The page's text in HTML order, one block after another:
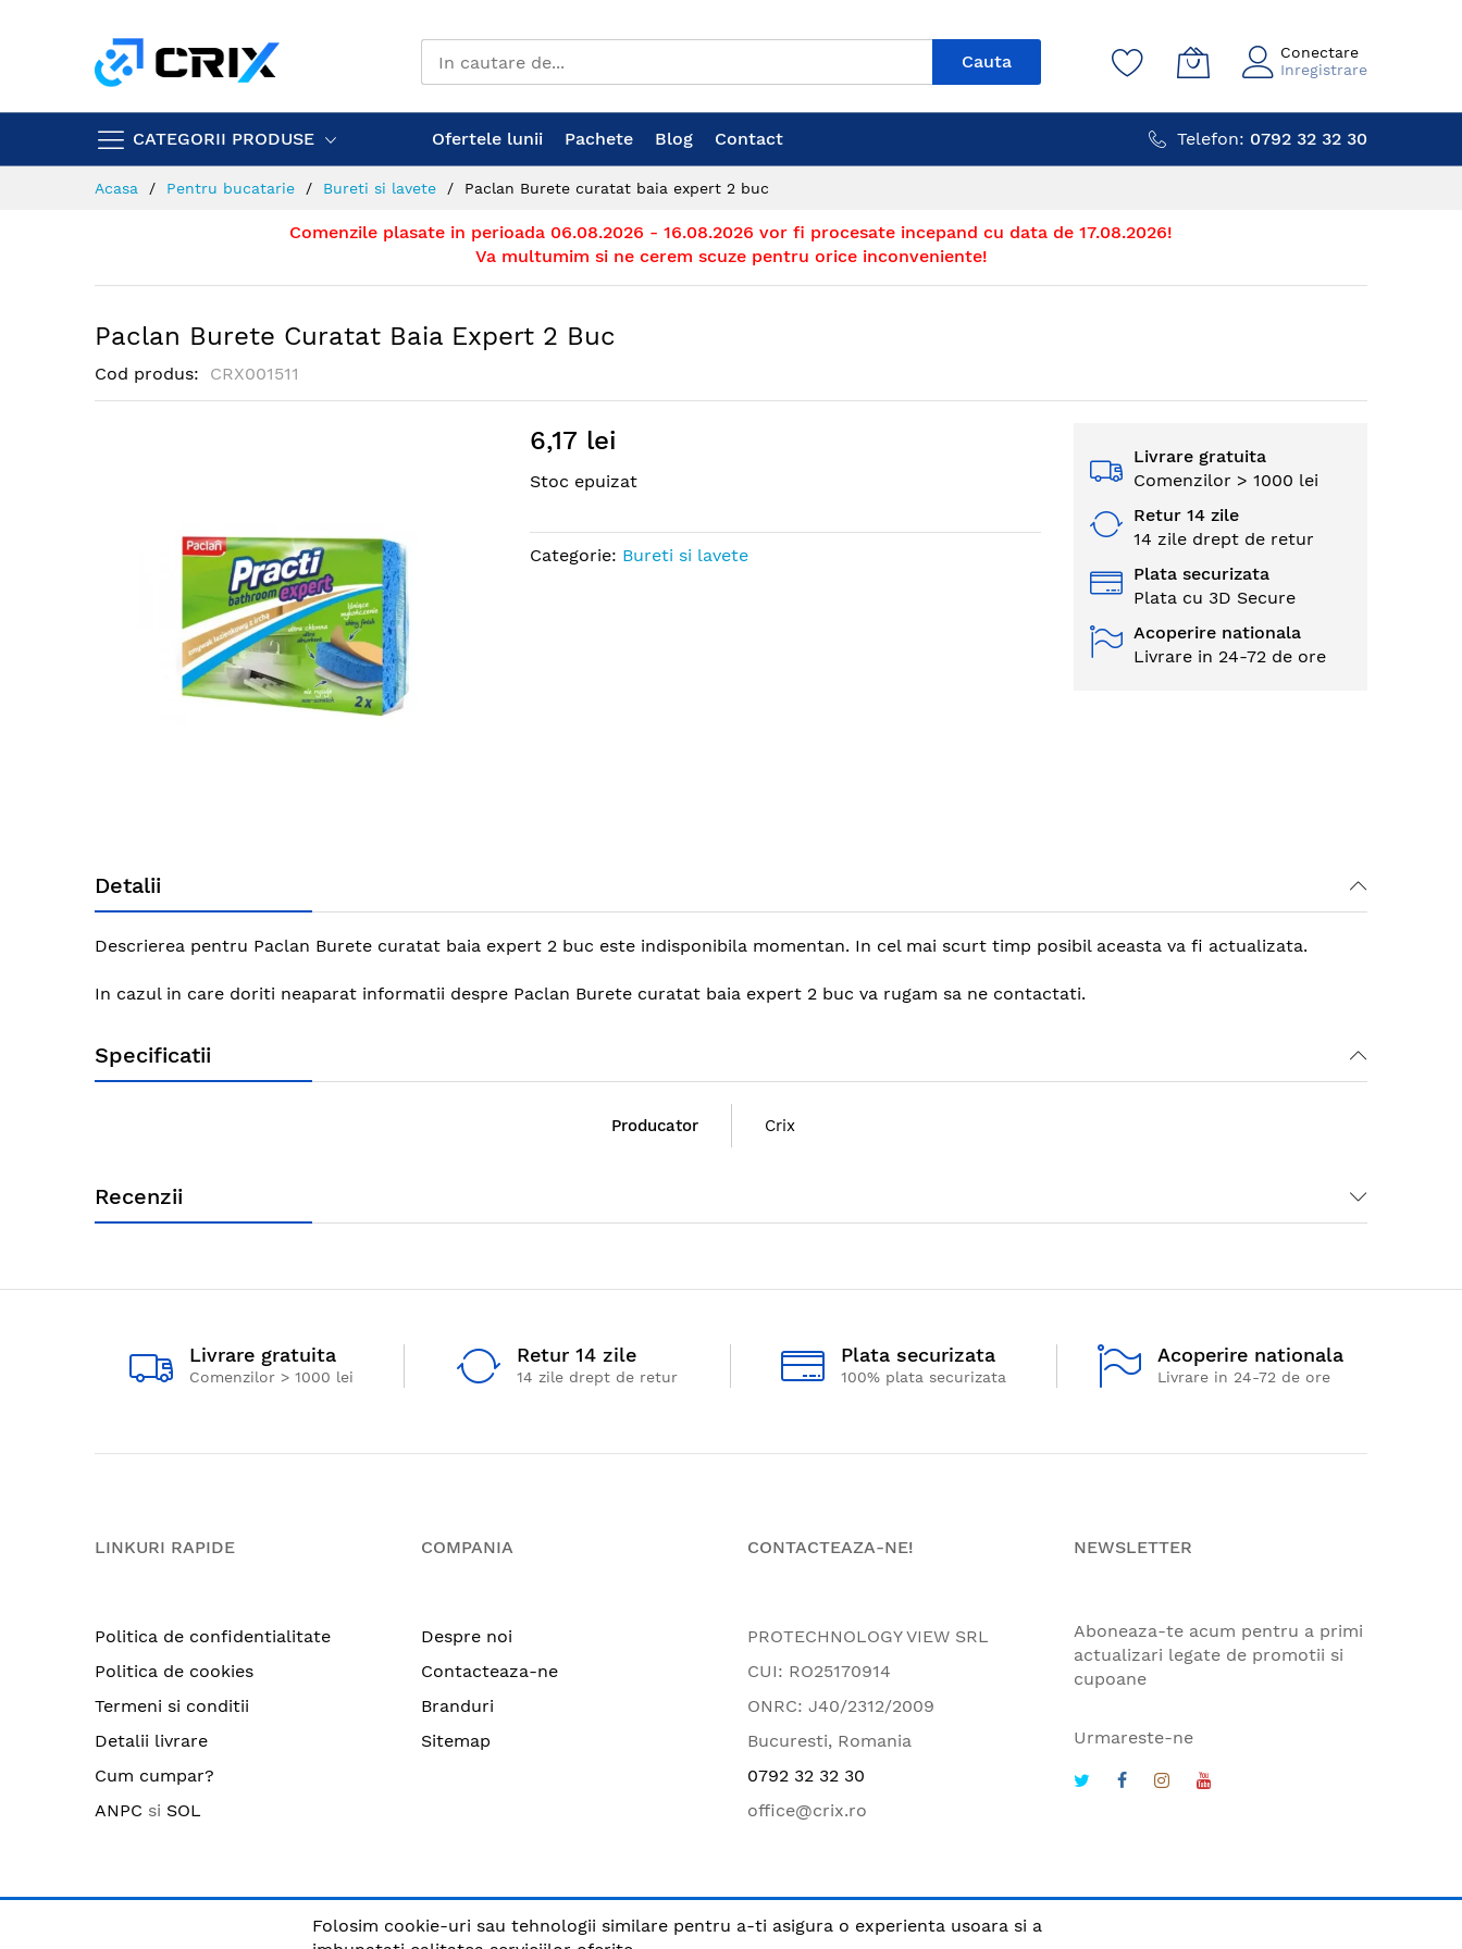
CATEGORII PRODUSE
Cauta
Conectare
Inregistrare
Ofertele lunii Pachete Blog Contact Telefon: 0792 32 32 30
Acasa Pentru bucatarie Bureti si lavete Paclan Burete curatat baia expert 2 buc
Comenzile plasate in perioada 06.08.2026 - 16.08.2026 vor fi procesate incepand cu data de 17.08.2026!
Va multumim si ne cerem scuze pentru orice inconveniente!
Paclan Burete Curatat Baia Expert 2 Buc
Cod produs CRX001511
the
beginning
the
gallery
6,17 lei
Stoc epuizat
Categorie: Bureti si lavete
Livrare gratuita
Comenzilor > 1000 lei
Retur 14 zile
14 zile drept de retur
Plata securizata
Plata cu 3D Secure
Acoperire nationala
Livrare in 24-72 de ore
Detalii
Descrierea pentru Paclan Burete curatat baia expert 2 buc este indisponibila momentan. In cel mai scurt timp posibil aceasta va fi actualizata.
In cazul in care doriti neaparat informatii despre Paclan Burete curatat baia expert 2 buc va rugam sa ne contactati.
Specificatii
Producator Crix
Recenzii
Livrare gratuita
Comenzilor > 1000 lei
Retur 14 zile
14 zile drept de retur
Plata securizata
100% plata securizata
Acoperire nationala
Livrare in 24-72 de ore
LINKURI RAPIDE
Politica de confidentialitate
Politica de cookies
Termeni si conditii
Detalii livrare
Cum cumpar?
ANPC si SOL
COMPANIA
Despre noi
Contacteaza-ne
Branduri
Sitemap
CONTACTEAZA-NE!
PROTECHNOLOGY VIEW SRL
CUI: RO25170914
ONRC: J40/2312/2009
Bucuresti, Romania
0792 32 32 30
office@crix.ro
NEWSLETTER
Aboneaza-te acum pentru a primi
actualizari legate de promotii si
cupoane
Urmareste-ne
© CRIX.ro / RO25170914 / Toate drepturile rezervate.Folosim cookie-uri sau tehnologii similare pentru a-ti asigura o experienta usoara si a